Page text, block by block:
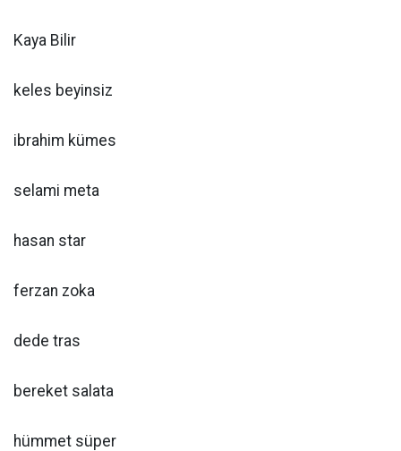
Kaya Bilir
keles beyinsiz
ibrahim kümes
selami meta
hasan star
ferzan zoka
dede tras
bereket salata
hümmet süper